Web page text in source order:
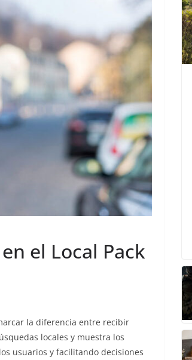
el Local Pack
la diferencia entre recibir
locales y muestra los
usuarios y facilitando decisiones